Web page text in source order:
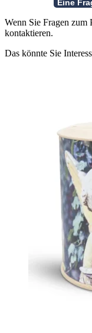
Wenn Sie Fragen zum
kontaktieren.
Das könnte Sie